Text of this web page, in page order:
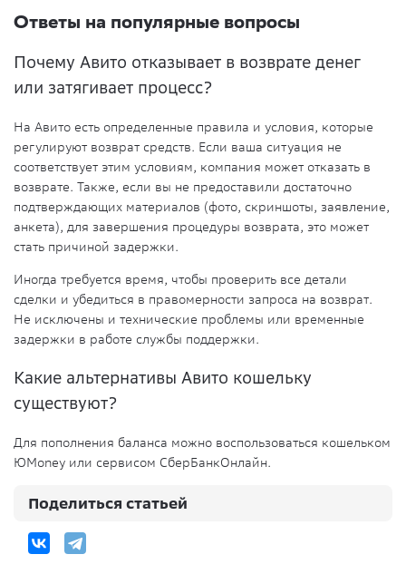
Ответы на популярные вопросы
Почему Авито отказывает в возврате денег
или затягивает процесс?
На Авито есть определенные правила и условия, которые
регулируют возврат средств. Если ваша ситуация не
соответствует этим условиям, компания может отказать в
возврате. Также, если вы не предоставили достаточно
подтверждающих материалов (фото, скриншоты, заявление,
анкета), для завершения процедуры возврата, это может
стать причиной задержки.
Иногда требуется время, чтобы проверить все детали
сделки и убедиться в правомерности запроса на возврат.
Не исключены и технические проблемы или временные
задержки в работе службы поддержки.
Какие альтернативы Авито кошельку
существуют?
Для пополнения баланса можно воспользоваться кошельком
ЮMoney или сервисом СберБанкОнлайн.
Поделиться статьей